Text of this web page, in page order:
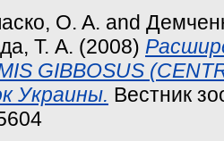
O. A. and
Т. А. (2008)
GIBBOSUS
Украины. Вестник